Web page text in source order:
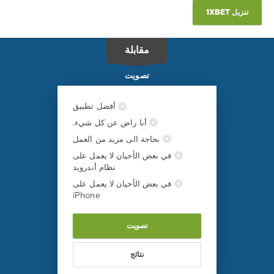
شارلوت
تنزيل 1XBET
مقابلة
تصويت
أفضل تطبيق
أنا راض عن كل شيء.
بحاجة الى مزيد من العمل
في بعض الأحيان لا يعمل على
نظام أندرويد
في بعض الأحيان لا يعمل على
iPhone
تصويت
نتائج